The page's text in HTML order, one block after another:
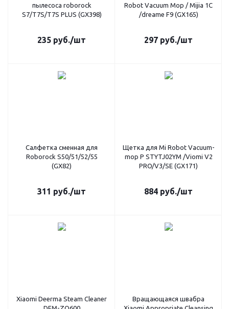
пылесоса roborock
S7/T7S/T7S PLUS (GX398)
235 руб./шт
Robot Vacuum Mop / Mijia 1C
/dreame F9 (GX165)
297 руб./шт
Салфетка сменная для
Roborock S50/51/52/55
(GX82)
311 руб./шт
Щетка для Mi Robot Vacuum-
mop P STYTJ02YM /Viomi V2
PRO/V3/SE (GX171)
884 руб./шт
Xiaomi Deerma Steam Cleaner
Вращающаяся швабра